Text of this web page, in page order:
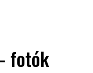
fotók